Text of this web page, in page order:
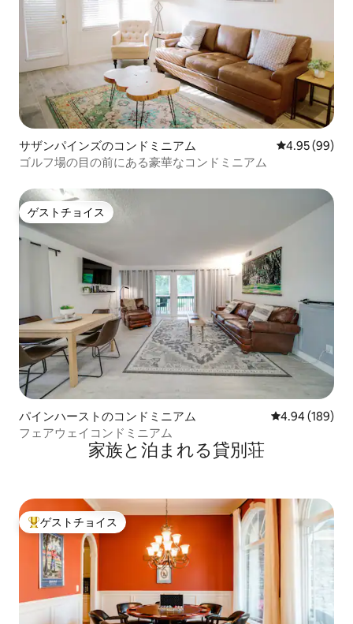
サザンパインズのコンドミニアム レビュー99
4.95 (99)
ゴルフ場の目の前にある豪華なコンドミニアム
ゲストチョイス
ゲストチョイス
パインハーストのコンドミニアム レビュー189
4.94 (189)
フェアウェイコンドミニアム
家族と泊まれる貸別荘
大好評のゲストチョイスです。
ゲストチョイス